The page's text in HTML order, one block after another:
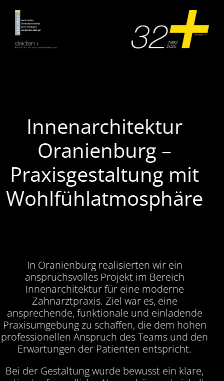
Inhalt
springen
Innenarchitektur
Oranienburg –
Praxisgestaltung mit
Wohlfühlatmosphäre
In Oranienburg realisierten wir ein
anspruchsvolles Projekt im Bereich
Innenarchitektur für eine moderne
Zahnarztpraxis. Ziel war es, eine
ansprechende, funktionale und einladende
Praxisumgebung zu schaffen, die dem hohen
professionellen Anspruch des Teams und den
Erwartungen der Patienten entspricht.
Bei der Gestaltung wurde bewusst ein klare,